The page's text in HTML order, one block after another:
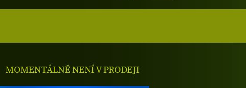
MOMENTÁLNĚ NENÍ V PRODEJI